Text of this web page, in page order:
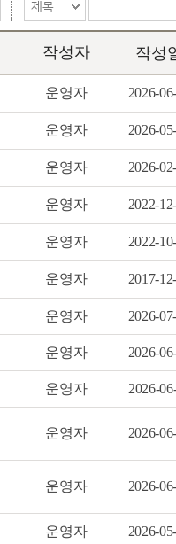
작성자 작성
운영자 2026-
운영자 2026-
운영자 2026-
운영자 2022-
운영자 2022-
운영자 2017-
운영자 2026-
운영자 2026-
운영자 2026-
운영자 2026-
운영자 2026-
운영자 2026-